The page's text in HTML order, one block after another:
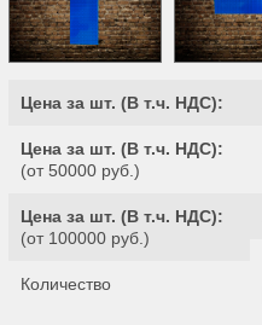
Цена за шт. (В т.ч. НДС):
Цена за шт. (В т.ч. НДС):
(от 50000 руб.)
Цена за шт. (В т.ч. НДС):
(от 100000 руб.)
Количество